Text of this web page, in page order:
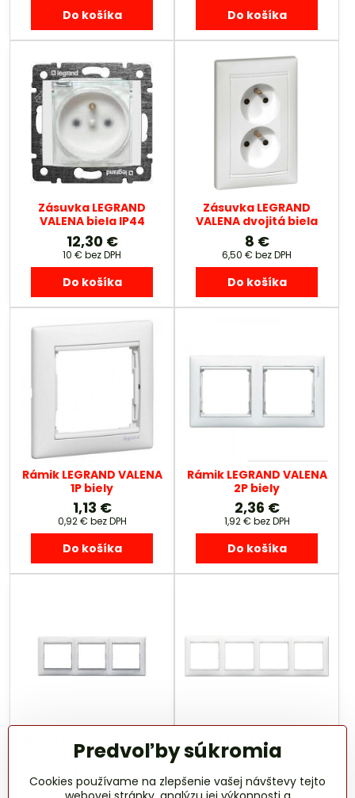
Do košíka Do košíka
Zásuvka LEGRAND
VALENA biela IP44
12,30 €
10 € bez DPH
Do košíka
Zásuvka LEGRAND
VALENA dvojitá biela
8 €
6,50 € bez DPH
Do košíka
Rámik LEGRAND VALENA
1P biely
1,13 €
0,92 € bez DPH
Do košíka
Rámik LEGRAND VALENA
2P biely
2,36 €
1,92 € bez DPH
Do košíka
Rámik LEGRAND VALENA
3P biely
3,69 €
3 €bez DPH
Rámik LEGRAND VALENA
4P biely
6,56 €
5,33 €bez DPH
Predvoľby súkromia
Cookies používame na zlepšenie vašej návštevy tejto